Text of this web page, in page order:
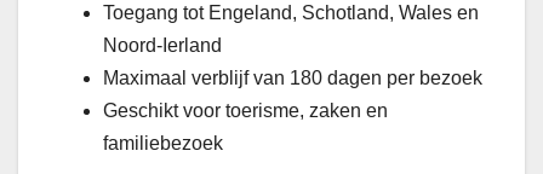
Toegang tot Engeland, Schotland, Wales en
Noord-Ierland
Maximaal verblijf van 180 dagen per bezoek
Geschikt voor toerisme, zaken en
familiebezoek